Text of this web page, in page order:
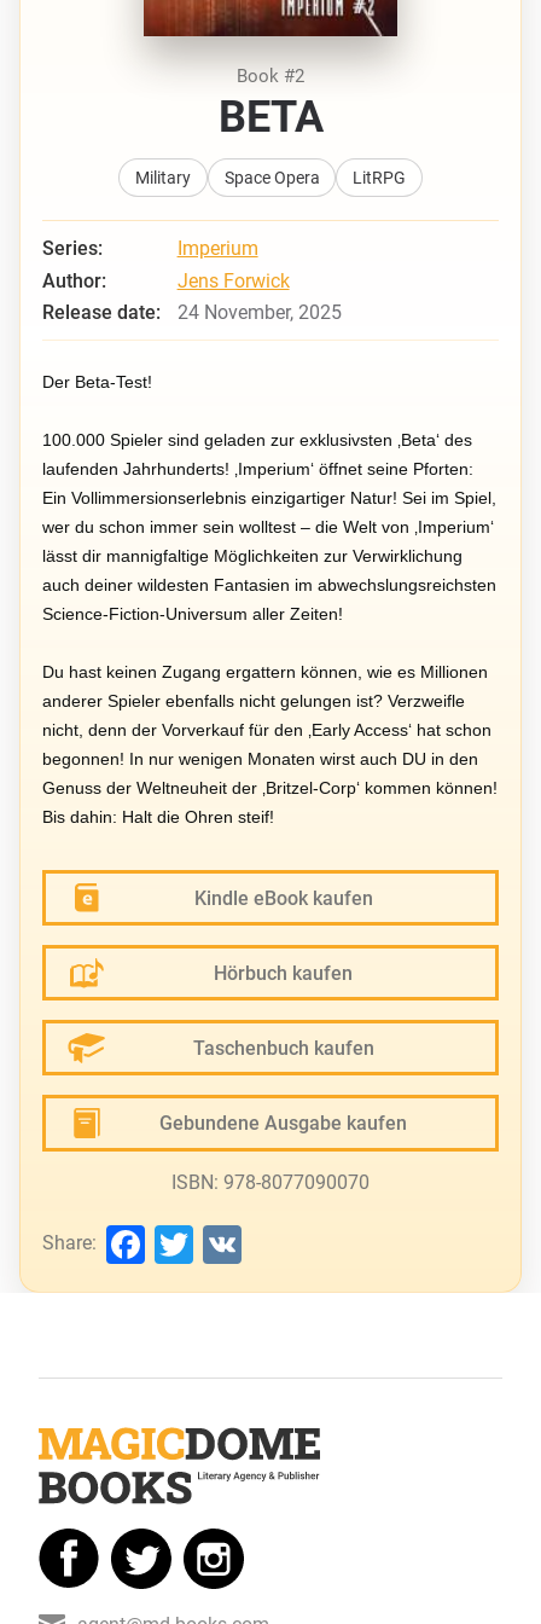
Book #2
BETA
Military Space Opera LitRPG
Series:
Imperium
Author:
Jens Forwick
Release date:
24 November, 2025
Der Beta-Test!
100.000 Spieler sind geladen zur exklusivsten ‚Beta‘ des
laufenden Jahrhunderts! ‚Imperium‘ öffnet seine Pforten:
Ein Vollimmersionserlebnis einzigartiger Natur! Sei im Spiel,
wer du schon immer sein wolltest – die Welt von ‚Imperium‘
lässt dir mannigfaltige Möglichkeiten zur Verwirklichung
auch deiner wildesten Fantasien im abwechslungsreichsten
Science-Fiction-Universum aller Zeiten!
Du hast keinen Zugang ergattern können, wie es Millionen
anderer Spieler ebenfalls nicht gelungen ist? Verzweifle
nicht, denn der Vorverkauf für den ‚Early Access‘ hat schon
begonnen! In nur wenigen Monaten wirst auch DU in den
Genuss der Weltneuheit der ‚Britzel-Corp‘ kommen können!
Bis dahin: Halt die Ohren steif!
Kindle eBook kaufen
Hörbuch kaufen
Taschenbuch kaufen
Gebundene Ausgabe kaufen
ISBN: 978-8077090070
Share: Facebook
Twitter